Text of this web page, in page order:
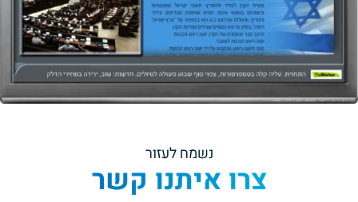
נשמח לעזור
צרו איתנו קשר​